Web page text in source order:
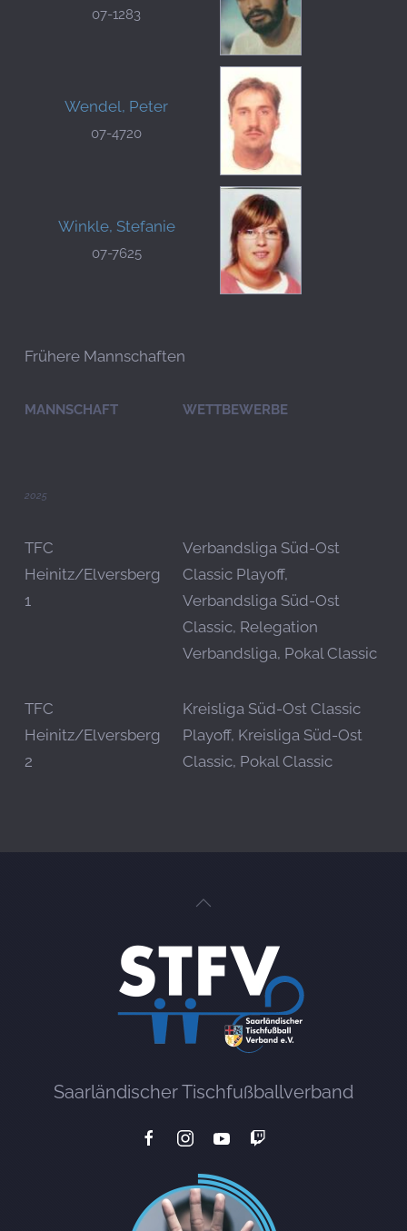
07-1283
Wendel, Peter
07-4720
Winkle, Stefanie
07-7625
Frühere Mannschaften
MANNSCHAFT WETTBEWERBE
2025
TFC
Heinitz/Elversberg
1
Verbandsliga Süd-Ost
Classic Playoff,
Verbandsliga Süd-Ost
Classic, Relegation
Verbandsliga, Pokal Classic
TFC
Heinitz/Elversberg
2
Kreisliga Süd-Ost Classic
Playoff, Kreisliga Süd-Ost
Classic, Pokal Classic
Saarländischer Tischfußballverband